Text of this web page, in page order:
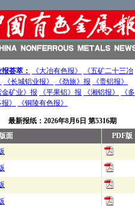
荟萃： 《大冶有色报》
《五矿二十三冶
《长城铝业报》 《劲旅》报
《贵铝报》
金矿业》报
《平果铝》报 《湘铝报》
《多
》
《铜陵有色报》
最新报纸： 2026年8月6日 第5316期
面
PDF版